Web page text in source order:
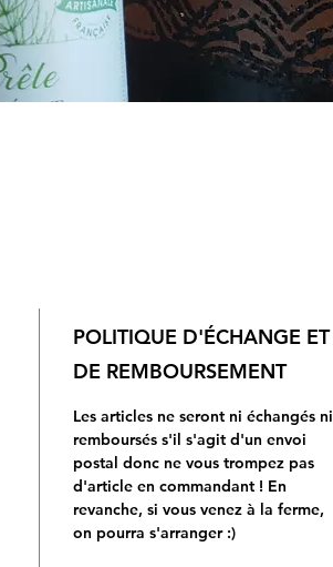
POLITIQUE D'ÉCHANGE ET
DE REMBOURSEMENT
Les articles ne seront ni échangés ni
remboursés s'il s'agit d'un envoi
postal donc ne vous trompez pas
d'article en commandant ! En
revanche, si vous venez à la ferme,
on pourra s'arranger :)